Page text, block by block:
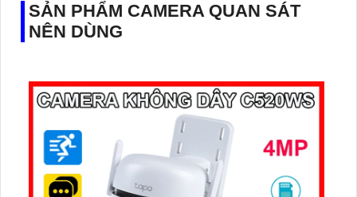
SẢN PHẨM CAMERA QUAN SÁT
NÊN DÙNG